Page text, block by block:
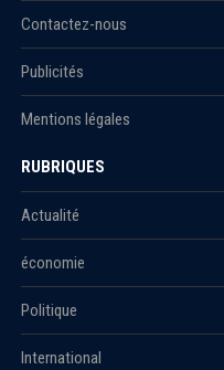
Contactez-nous
Publicités
Mentions légales
RUBRIQUES
Actualité
économie
Politique
International